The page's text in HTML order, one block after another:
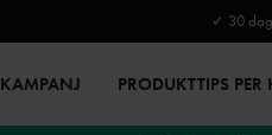
✓ 30
KAMPANJ PRODUKTTIPS